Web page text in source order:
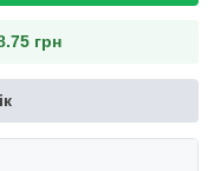
грн